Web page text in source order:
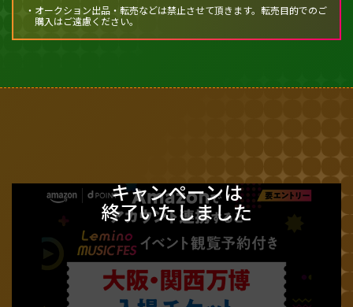
・オークション出品・転売などは禁止させて頂きます。転売目的でのご
購入はご遠慮ください。
キャンペーンは
終了いたしました